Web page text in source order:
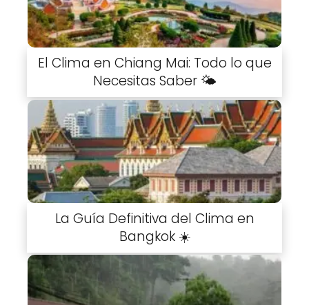
El Clima en Chiang Mai: Todo lo que
Necesitas Saber 🌤️
La Guía Definitiva del Clima en
Bangkok ☀️